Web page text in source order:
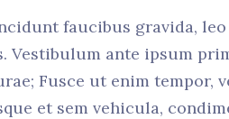
faucibus gravida,
Vestibulum ante ipsum
Fusce ut enim tempor,
et sem vehicula,